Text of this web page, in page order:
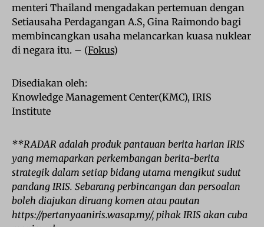
menteri Thailand mengadakan pertemuan dengan
Setiausaha Perdagangan A.S, Gina Raimondo bagi
membincangkan usaha melancarkan kuasa nuklear
di negara itu. – (Fokus)
Disediakan oleh:
Knowledge Management Center(KMC), IRIS
Institute
**RADAR adalah produk pantauan berita harian IRIS
yang memaparkan perkembangan berita-berita
strategik dalam setiap bidang utama mengikut sudut
pandang IRIS. Sebarang perbincangan dan persoalan
boleh diajukan diruang komen atau pautan
https://pertanyaaniris.wasap.my/, pihak IRIS akan cuba